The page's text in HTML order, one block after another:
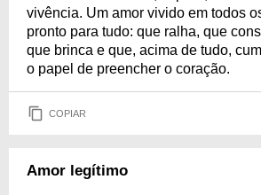
vivência. Um amor vivido em todos
pronto para tudo: que ralha, que
que brinca e que, acima de tudo,
o papel de preencher o coração.
COPIAR
Amor legítimo